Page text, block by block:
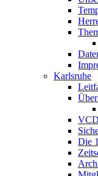
Karlsruhe
Die